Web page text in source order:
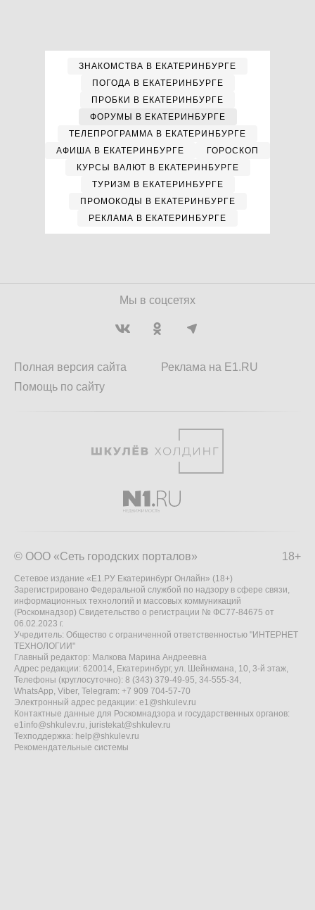
ЗНАКОМСТВА В ЕКАТЕРИНБУРГЕ
ПОГОДА В ЕКАТЕРИНБУРГЕ
ПРОБКИ В ЕКАТЕРИНБУРГЕ
ФОРУМЫ В ЕКАТЕРИНБУРГЕ
ТЕЛЕПРОГРАММА В ЕКАТЕРИНБУРГЕ
АФИША В ЕКАТЕРИНБУРГЕ
ГОРОСКОП
КУРСЫ ВАЛЮТ В ЕКАТЕРИНБУРГЕ
ТУРИЗМ В ЕКАТЕРИНБУРГЕ
ПРОМОКОДЫ В ЕКАТЕРИНБУРГЕ
РЕКЛАМА В ЕКАТЕРИНБУРГЕ
Мы в соцсетях
Полная версия сайта
Помощь по сайту
Реклама на E1.RU
18+
© ООО «Сеть городских порталов»
Сетевое издание «Е1.РУ Екатеринбург Онлайн» (18+)
Зарегистрировано Федеральной службой по надзору в сфере связи,
информационных технологий и массовых коммуникаций
(Роскомнадзор) Свидетельство о регистрации № ФС77-84675 от
06.02.2023 г.
Учредитель: Общество с ограниченной ответственностью "ИНТЕРНЕТ
ТЕХНОЛОГИИ"
Главный редактор: Малкова Марина Андреевна
Адрес редакции: 620014, Екатеринбург, ул. Шейнкмана, 10, 3-й этаж,
Телефоны (круглосуточно): 8 (343) 379-49-95, 34-555-34,
WhatsApp, Viber, Telegram: +7 909 704-57-70
Электронный адрес редакции: e1@shkulev.ru
Контактные данные для Роскомнадзора и государственных органов:
e1info@shkulev.ru, juristekat@shkulev.ru
Техподдержка: help@shkulev.ru
Рекомендательные системы